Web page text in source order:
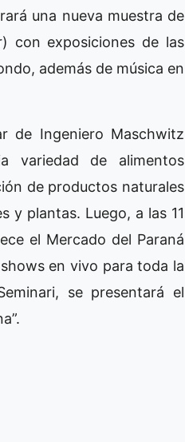
una nueva muestra de
con exposiciones de las
además de música en
de Ingeniero Maschwitz
variedad de alimentos
de productos naturales
y plantas. Luego, a las 11
el Mercado del Paraná
en vivo para toda la
se presentará el